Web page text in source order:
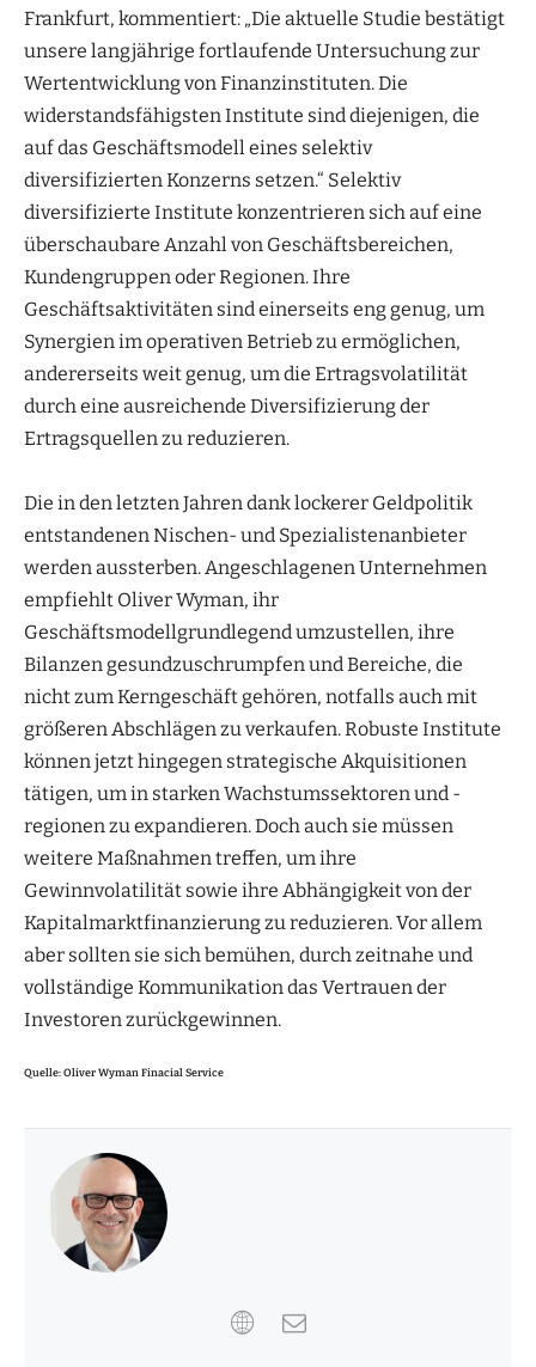
Frankfurt, kommentiert: „Die aktuelle Studie bestätigt
unsere langjährige fortlaufende Untersuchung zur
Wertentwicklung von Finanzinstituten. Die
widerstandsfähigsten Institute sind diejenigen, die
auf das Geschäftsmodell eines selektiv
diversifizierten Konzerns setzen.“ Selektiv
diversifizierte Institute konzentrieren sich auf eine
überschaubare Anzahl von Geschäftsbereichen,
Kundengruppen oder Regionen. Ihre
Geschäftsaktivitäten sind einerseits eng genug, um
Synergien im operativen Betrieb zu ermöglichen,
andererseits weit genug, um die Ertragsvolatilität
durch eine ausreichende Diversifizierung der
Ertragsquellen zu reduzieren.
Die in den letzten Jahren dank lockerer Geldpolitik
entstandenen Nischen- und Spezialistenanbieter
werden aussterben. Angeschlagenen Unternehmen
empfiehlt Oliver Wyman, ihr
Geschäftsmodellgrundlegend umzustellen, ihre
Bilanzen gesundzuschrumpfen und Bereiche, die
nicht zum Kerngeschäft gehören, notfalls auch mit
größeren Abschlägen zu verkaufen. Robuste Institute
können jetzt hingegen strategische Akquisitionen
tätigen, um in starken Wachstumssektoren und -
regionen zu expandieren. Doch auch sie müssen
weitere Maßnahmen treffen, um ihre
Gewinnvolatilität sowie ihre Abhängigkeit von der
Kapitalmarktfinanzierung zu reduzieren. Vor allem
aber sollten sie sich bemühen, durch zeitnahe und
vollständige Kommunikation das Vertrauen der
Investoren zurückgewinnen.
Quelle: Oliver Wyman Finacial Service